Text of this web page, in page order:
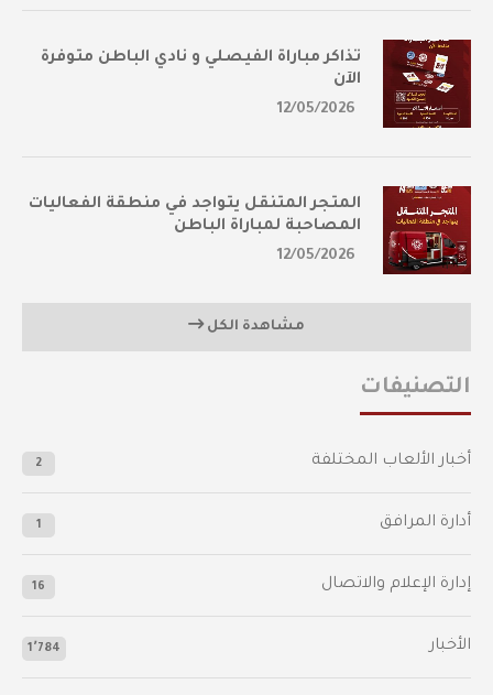
تذاكر مباراة الفيصلي و نادي الباطن متوفرة
الآن
12/05/2026
المتجر المتنقل يتواجد في منطقة الفعاليات
المصاحبة لمباراة الباطن
12/05/2026
مشاهدة الكل
التصنيفات
أخبار الألعاب المختلفة 2
أدارة المرافق 1
إدارة الإعلام والاتصال 16
الأخبار 1٬784